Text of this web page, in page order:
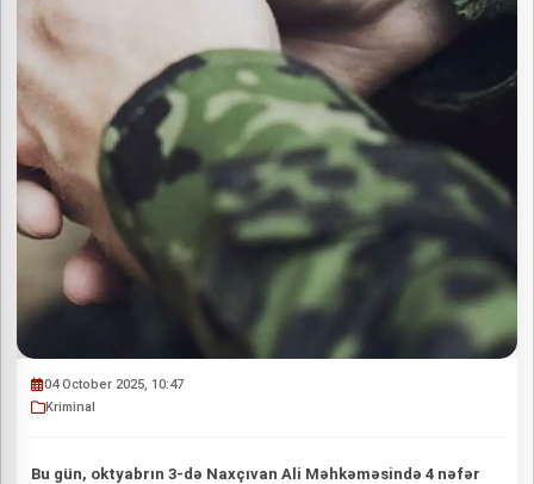
04 October 2025, 10:47
Kriminal
Bu gün, oktyabrın 3-də Naxçıvan Ali Məhkəməsində 4 nəfər